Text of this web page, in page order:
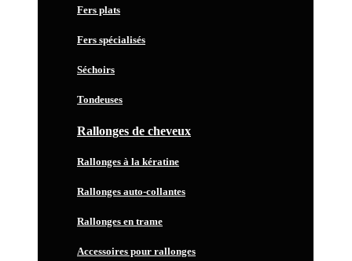
Fers plats
Fers spécialisés
Séchoirs
Tondeuses
Rallonges de cheveux
Rallonges à la kératine
Rallonges auto-collantes
Rallonges en trame
Accessoires pour rallonges